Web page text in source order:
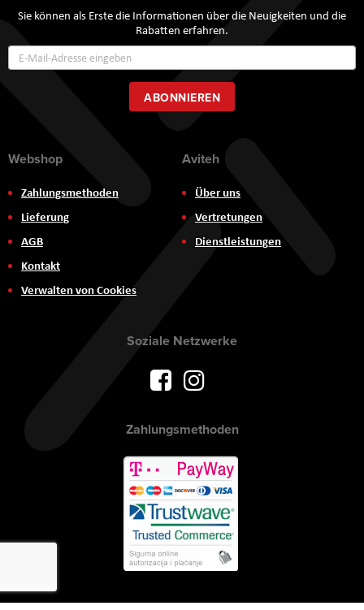
Sie können als Erste die Informationen über die Neuigkeiten und die
Rabatten erfahren.
zum
Newsletter:
ABONNIEREN
Webshop
Zahlungsmethoden
Lieferung
AGB
Kontakt
Verwalten von Cookies
Aviteh
Über uns
Vertretungen
Dienstleistungen
Soziale Netzwerke
Zahlungsmethoden